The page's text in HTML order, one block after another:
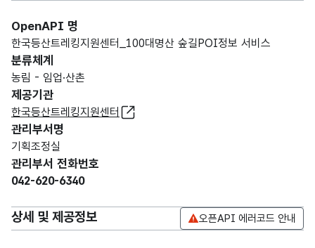
OpenAPI 명
한국등산트레킹지원센터_100대명산 숲길POI정보 서비스
분류체계
농림 - 임업·산촌
제공기관
한국등산트레킹지원센터
관리부서명
기획조정실
관리부서 전화번호
042-620-6340
상세 및 제공정보 오픈API 에러코드 안내